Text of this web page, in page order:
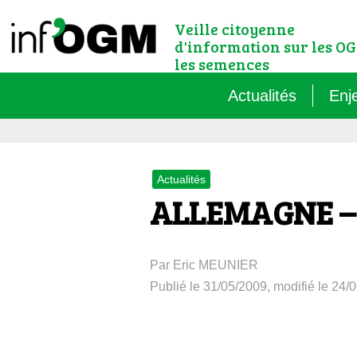
Veille citoyenne
d'information sur les
les semences
Actualités
Actualités
ALLEMAGNE
Par Eric MEUNIER
Publié le 31/05/2009, modifié le 24/